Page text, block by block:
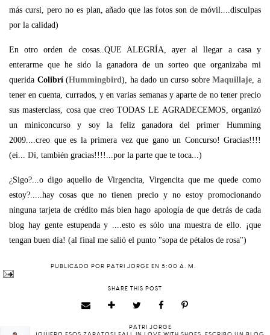
más cursi, pero no es plan, añado que las fotos son de móvil....disculpas
por la calidad)
En otro orden de cosas..QUE ALEGRÍA, ayer al llegar a casa y
enterarme que he sido la ganadora de un sorteo que organizaba mi
querida Colibrí(Hummingbird), ha dado un curso sobreMaquillaje , a
tener en cuenta, currados, y en varias semanas y aparte de no tener precio
sus masterclass, cosa que creo TODAS LE AGRADECEMOS, organizó
un miniconcurso y soy la feliz ganadora del primer Humming
2009....creo que es la primera vez que gano un Concurso! Gracias!!!!
(ei... Di , también gracias!!!!...por la parte que te toca...)
¿Sigo?...o digo aquello de Virgencita, Virgencita que me quede como
estoy?.....hay cosas que no tienen precio y no estoy promocionando
ninguna tarjeta de crédito más bien hago apología de que detrás de cada
blog hay gente estupenda y ....esto es sólo una muestra de ello. ¡que
tengan buen día! (al final me salió el punto "sopa de pétalos de rosa")
PUBLICADO POR PATRI JORGE EN 5:00 A. M.
SHARE THIS POST
PATRI JORGE